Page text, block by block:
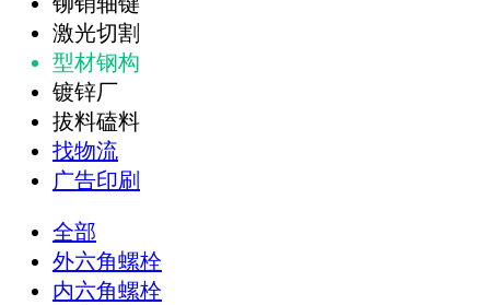
激光切割
型材钢构
镀锌厂
拔料磕料
找物流
广告印刷
全部
外六角螺栓
内六角螺栓